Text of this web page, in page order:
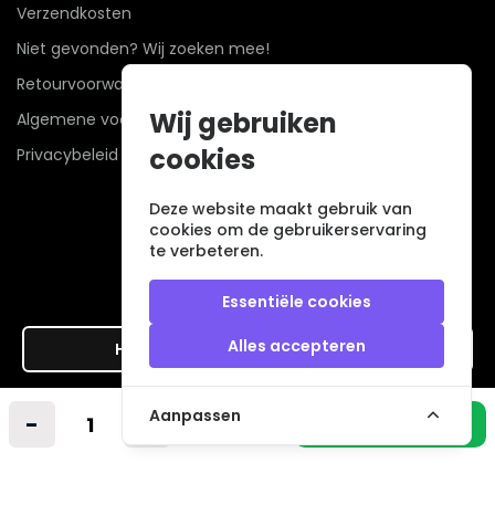
- + In winkelmandje
Verzendkosten
Niet gevonden? Wij zoeken mee!
Retourvoorwaarden
Algemene voorwaarden
Privacybeleid
Hier de overeenkomst ontbinden
Wij gebruiken
cookies
Deze website maakt gebruik van
cookies om de gebruikerservaring
te verbeteren.
Essentiële cookies
Alles accepteren
Aanpassen